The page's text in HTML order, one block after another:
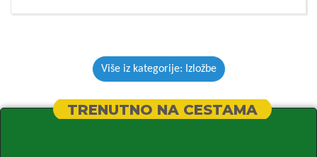
Više iz kategorije: Izložbe
TRENUTNO NA CESTAMA